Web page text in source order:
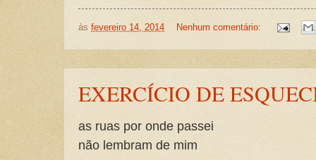
às fevereiro 14, 2014 Nenhum comentário:
EXERCÍCIO DE
as ruas por onde passei
não lembram de mim